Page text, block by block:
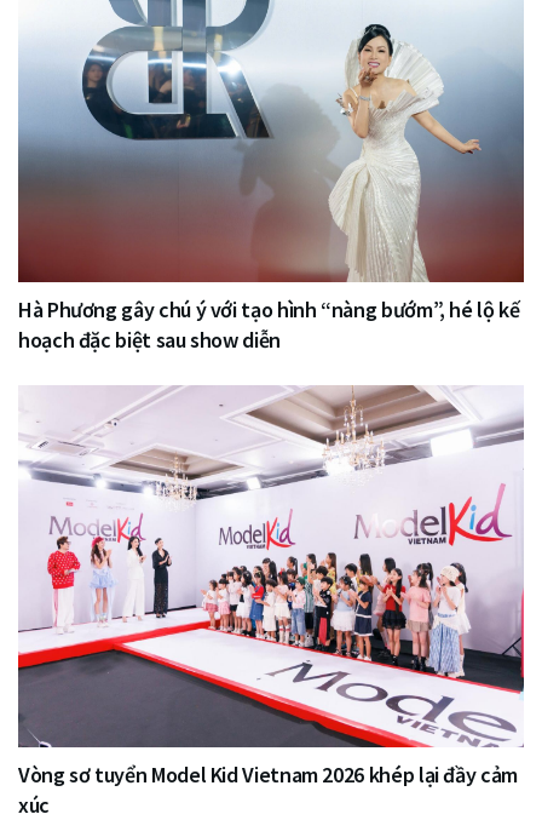
Hà Phương gây chú ý với tạo hình “nàng bướm”, hé lộ kế
hoạch đặc biệt sau show diễn
Vòng sơ tuyển Model Kid Vietnam 2026 khép lại đầy cảm
xúc